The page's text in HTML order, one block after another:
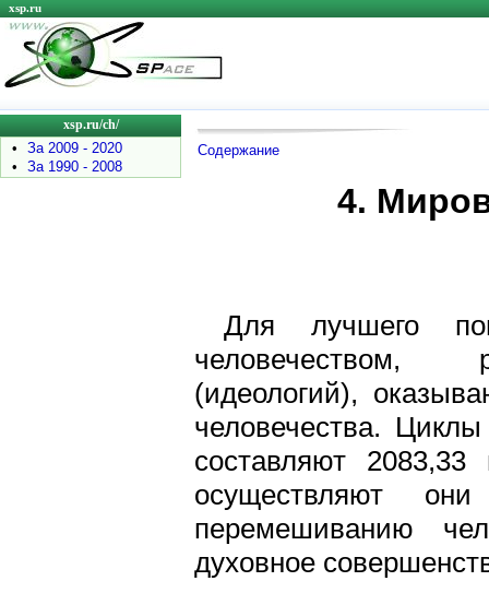
xsp.ru
xsp.ru/ch/
•
За 2009 - 2020
•
За 1990 - 2008
Содержание
4.
Для лучшего
человечеством,
(идеологий),
человечества.
составляют
осуществляют
перемешиванию
духовное